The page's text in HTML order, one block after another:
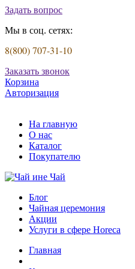
Задать вопрос
Мы в соц. сетях:
8(800) 707-31-10
Заказать звонок
Корзина
Авторизация
На главную
О нас
Каталог
Покупателю
Блог
Чайная церемония
Акции
Услуги в сфере Horeca
Главная